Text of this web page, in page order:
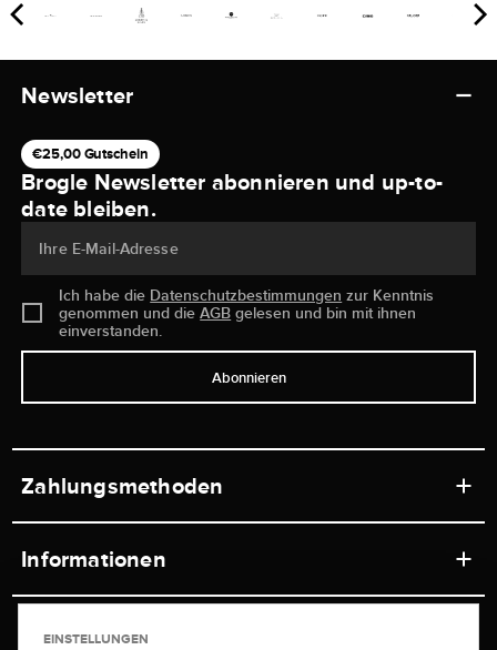
Newsletter
€25,00 Gutschein
Brogle Newsletter abonnieren und up-to-
date bleiben.
Ihre E-Mail-Adresse
Ich habe die Datenschutzbestimmungen zur Kenntnis
genommen und dieAGB gelesen und bin mit ihnen
einverstanden.
Abonnieren
Zahlungsmethoden
Informationen
Service
EINSTELLUNGEN